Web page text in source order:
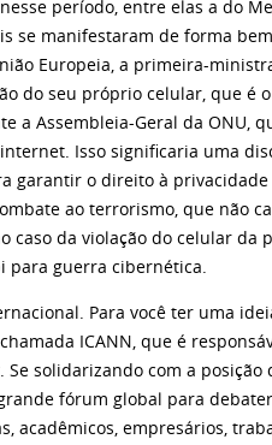
período, entre elas a do
se manifestaram de forma
Europeia, a primeira-
do seu próprio celular, que é
a Assembleia-Geral da ONU,
Isso significaria uma
garantir o direito à privacidade
ao terrorismo, que não
caso da violação do celular
para guerra cibernética.
Para você ter uma
ICANN, que é
solidarizando com a posição
fórum global para
empresários,